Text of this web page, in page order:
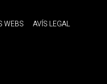
WEBS
AVÍS LEGAL